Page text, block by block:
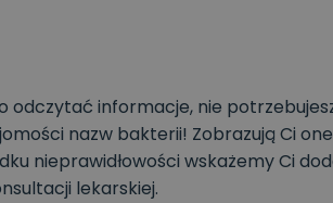
odczytać informacje, nie
nazw bakterii! Zobrazują Ci
nieprawidłowości wskażemy Ci
lekarskiej.